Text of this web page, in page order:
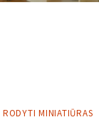
RODYTI MINIATIŪRAS